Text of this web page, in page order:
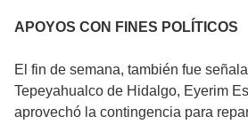
APOYOS CON FINES POLÍTICOS
El fin de semana, también fue
Tepeyahualco de Hidalgo, Eyerim
aprovechó la contingencia para